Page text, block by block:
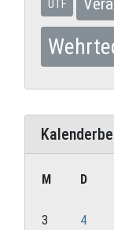
UTF
M D
3
4